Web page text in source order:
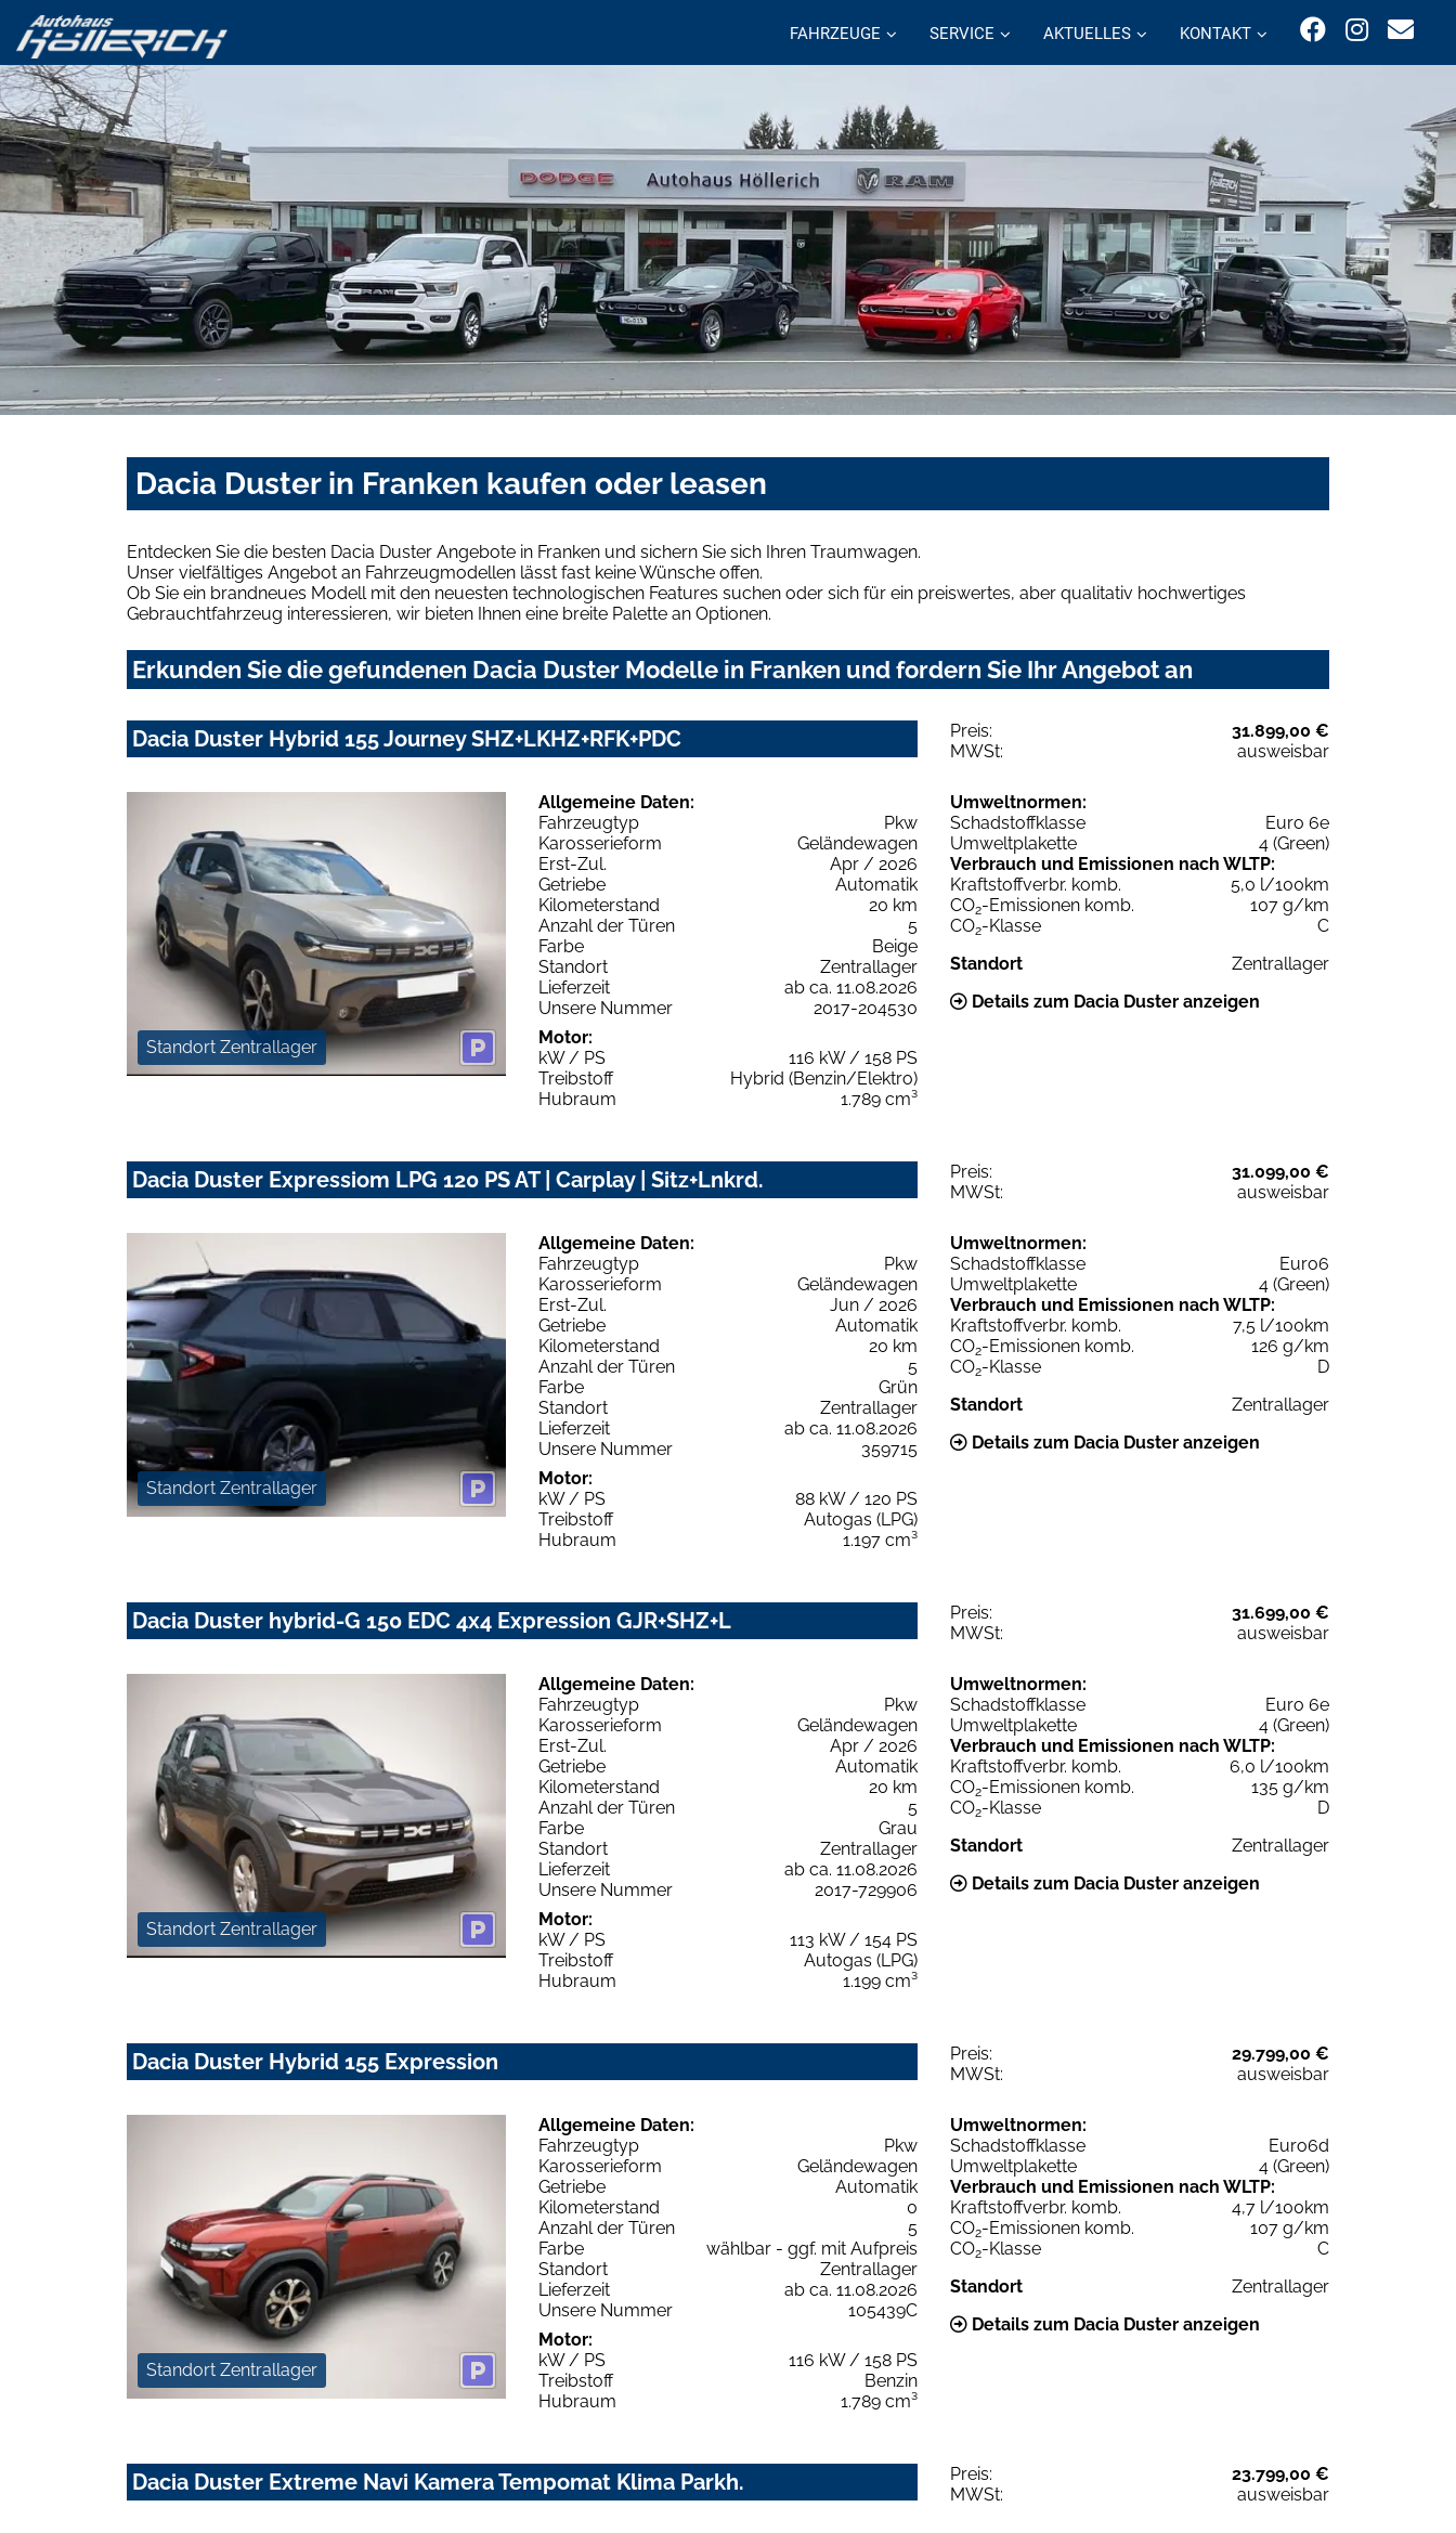
FAHRZEUGE SERVICE AKTUELLES KONTAKT
Dacia Duster in Franken kaufen oder leasen
Entdecken Sie die besten Dacia Duster Angebote in Franken und sichern Sie sich Ihren Traumwagen.
Unser vielfältiges Angebot an Fahrzeugmodellen lässt fast keine Wünsche offen.
Ob Sie ein brandneues Modell mit den neuesten technologischen Features suchen oder sich für ein preiswertes, aber qualitativ hochwertiges
Gebrauchtfahrzeug interessieren, wir bieten Ihnen eine breite Palette an Optionen.
Erkunden Sie die gefundenen Dacia Duster Modelle in Franken und fordern Sie Ihr Angebot an
Dacia Duster Hybrid 155 Journey SHZ+LKHZ+RFK+PDC Preis:
31.899,00 €
MWSt:
ausweisbar
Standort Zentrallager
Allgemeine Daten:
Fahrzeugtyp
Pkw
Karosserieform
Geländewagen
Erst-Zul.
Apr / 2026
Getriebe
Automatik
Kilometerstand
20 km
Anzahl der Türen
5
Farbe
Beige
Standort
Zentrallager
Lieferzeit
ab ca. 11.08.2026
Unsere Nummer
2017-204530
Motor:
kW / PS
116 kW / 158 PS
Treibstoff
Hybrid (Benzin/Elektro)
Hubraum
1.789 cm³
Umweltnormen:
Schadstoffklasse
Euro 6e
Umweltplakette
4 (Green)
Verbrauch und Emissionen nach WLTP:
Kraftstoffverbr. komb.
5,0 l/100km
CO2-Emissionen komb.
107 g/km
CO2-Klasse
C
Standort
Zentrallager
Details zum Dacia Duster anzeigen
Dacia Duster Expressiom LPG 120 PS AT | Carplay | Sitz+Lnkrd. Preis:
31.099,00 €
MWSt:
ausweisbar
Standort Zentrallager
Allgemeine Daten:
Fahrzeugtyp
Pkw
Karosserieform
Geländewagen
Erst-Zul.
Jun / 2026
Getriebe
Automatik
Kilometerstand
20 km
Anzahl der Türen
5
Farbe
Grün
Standort
Zentrallager
Lieferzeit
ab ca. 11.08.2026
Unsere Nummer
359715
Motor:
kW / PS
88 kW / 120 PS
Treibstoff
Autogas (LPG)
Hubraum
1.197 cm³
Umweltnormen:
Schadstoffklasse
Euro6
Umweltplakette
4 (Green)
Verbrauch und Emissionen nach WLTP:
Kraftstoffverbr. komb.
7,5 l/100km
CO2-Emissionen komb.
126 g/km
CO2-Klasse
D
Standort
Zentrallager
Details zum Dacia Duster anzeigen
Dacia Duster hybrid-G 150 EDC 4x4 Expression GJR+SHZ+L Preis:
31.699,00 €
MWSt:
ausweisbar
Standort Zentrallager
Allgemeine Daten:
Fahrzeugtyp
Pkw
Karosserieform
Geländewagen
Erst-Zul.
Apr / 2026
Getriebe
Automatik
Kilometerstand
20 km
Anzahl der Türen
5
Farbe
Grau
Standort
Zentrallager
Lieferzeit
ab ca. 11.08.2026
Unsere Nummer
2017-729906
Motor:
kW / PS
113 kW / 154 PS
Treibstoff
Autogas (LPG)
Hubraum
1.199 cm³
Umweltnormen:
Schadstoffklasse
Euro 6e
Umweltplakette
4 (Green)
Verbrauch und Emissionen nach WLTP:
Kraftstoffverbr. komb.
6,0 l/100km
CO2-Emissionen komb.
135 g/km
CO2-Klasse
D
Standort
Zentrallager
Details zum Dacia Duster anzeigen
Dacia Duster Hybrid 155 Expression Preis:
29.799,00 €
MWSt:
ausweisbar
Standort Zentrallager
Allgemeine Daten:
Fahrzeugtyp
Pkw
Karosserieform
Geländewagen
Getriebe
Automatik
Kilometerstand
0
Anzahl der Türen
5
Farbe
wählbar - ggf. mit Aufpreis
Standort
Zentrallager
Lieferzeit
ab ca. 11.08.2026
Unsere Nummer
105439C
Motor:
kW / PS
116 kW / 158 PS
Treibstoff
Benzin
Hubraum
1.789 cm³
Umweltnormen:
Schadstoffklasse
Euro6d
Umweltplakette
4 (Green)
Verbrauch und Emissionen nach WLTP:
Kraftstoffverbr. komb.
4,7 l/100km
CO2-Emissionen komb.
107 g/km
CO2-Klasse
C
Standort
Zentrallager
Details zum Dacia Duster anzeigen
Dacia Duster Extreme Navi Kamera Tempomat Klima Parkh. Preis:
23.799,00 €
MWSt:
ausweisbar